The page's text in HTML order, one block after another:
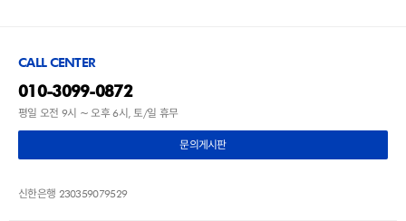
CALL CENTER
010-3099-0872
평일 오전 9시 ~ 오후 6시, 토/일 휴무
문의게시판
신한은행 230359079529